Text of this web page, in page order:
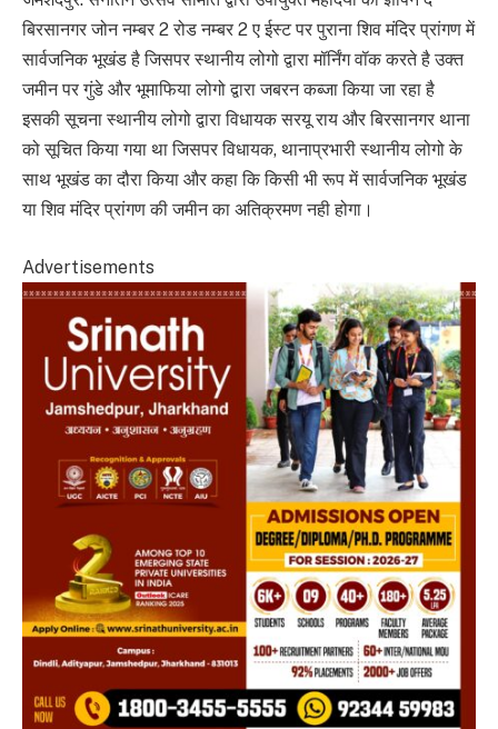
बिरसानगर जोन नम्बर 2 रोड नम्बर 2 ए ईस्ट पर पुराना शिव मंदिर प्रांगण में
सार्वजनिक भूखंड है जिसपर स्थानीय लोगो द्वारा मॉर्निंग वॉक करते है उक्त
जमीन पर गुंडे और भूमाफिया लोगो द्वारा जबरन कब्जा किया जा रहा है
इसकी सूचना स्थानीय लोगो द्वारा विधायक सरयू राय और बिरसानगर थाना
को सूचित किया गया था जिसपर विधायक, थानाप्रभारी स्थानीय लोगो के
साथ भूखंड का दौरा किया और कहा कि किसी भी रूप में सार्वजनिक भूखंड
या शिव मंदिर प्रांगण की जमीन का अतिक्रमण नही होगा।
Advertisements